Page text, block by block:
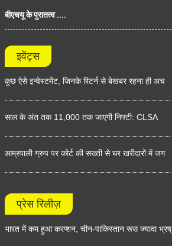
बीएचयू के पुरातत्व ....
इवेंट्स
कुछ ऐसे इन्वेस्टमेंट, जिनके रिटर्न से बेखबर रहना ही अच
साल के अंत तक 11,000 तक जाएगी निफ्टी: CLSA
आम्रपाली ग्रुप पर कोर्ट की सख्ती से घर खरीदारों में जग
प्रेस रिलीज़
भारत में कम हुआ करप्शन, चीन-पाकिस्तान रूस ज्यादा भ्रष्